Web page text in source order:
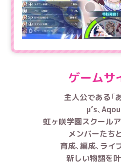
ゲームサ
主人公である「
μ’s、
虹ヶ咲学園スクール
メンバーたちと
育成、編成、ライ
新しい物語を